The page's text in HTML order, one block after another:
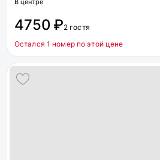
В центре
4750 ₽2 гостя
Остался 1 номер по этой цене